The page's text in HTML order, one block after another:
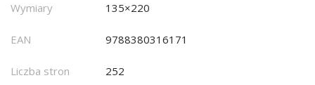
Wymiary 135×220
EAN 9788380316171
Liczba stron 252